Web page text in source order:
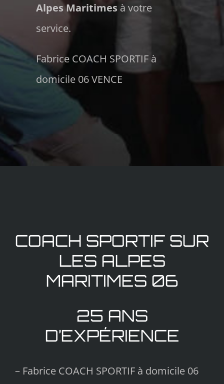
Alpes Maritimesà votre
service.
Fabrice COACH SPORTIF à
domicile 06 VENCE
COACH SPORTIF SUR
LES ALPES
MARITIMES 06
25 ANS
D’EXPÉRIENCE
– Fabrice COACH SPORTIF à domicile 06